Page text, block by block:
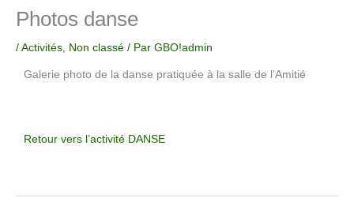
Photos danse
/Activités Non classé / Par GBO!admin
Galerie photo de la danse pratiquée à la salle de l’Amitié
Retour vers l’activité DANSE